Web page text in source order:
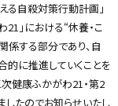
る自殺対策行動計画」
」における“休養・こ
係する部分であり、自
に推進していくことを
次健康ふかがわ21・第2
たのでお知らせいたし